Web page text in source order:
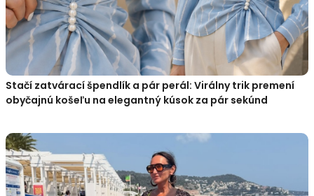
Stačí zatvárací špendlík a pár perál: Virálny trik premení
obyčajnú košeľu na elegantný kúsok za pár sekúnd